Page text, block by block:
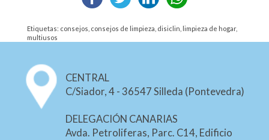
Etiquetas: consejos consejos de limpieza disiclin limpieza de hogar,
multiusos
CENTRAL
C/Siador, 4 - 36547 Silleda (Pontevedra)
DELEGACIÓN CANARIAS
Avda. Petroliferas, Parc. C14, Edificio